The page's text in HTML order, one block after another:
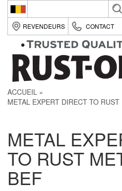
Belgique (fr)
België (nl)
Suomi (fi)
France (fr)
Deutsche (de)
România (ro)
United Kingdom (en)
REVENDEURS CONTACT
ACCUEIL
METAL EXPERT DIRECT TO RUST
METAL
TO RUST
BEF